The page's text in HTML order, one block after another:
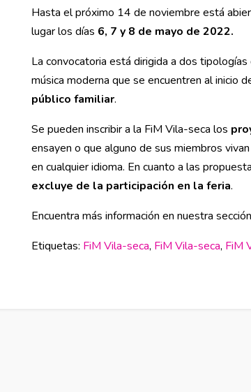
Hasta el próximo 14 de noviembre está
lugar los días 6, 7 y 8 de mayo de 2022.
La convocatoria está dirigida a dos
música moderna que se encuentren al inicio
público familiar.
Se pueden inscribir a la FiM Vila-seca los
ensayen o que alguno de sus miembros
en cualquier idioma. En cuanto a las
excluye de la participación en la feria.
Encuentra más información en nuestra sección
Etiquetas: FiM Vila-seca, FiM Vila-seca, FiM